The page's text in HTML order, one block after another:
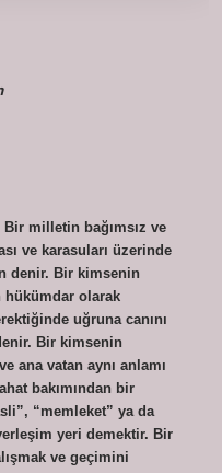
milletin bağımsız ve
ve karasuları üzerinde
denir. Bir kimsenin
olarak
uğruna canını
Bir kimsenin
ana vatan aynı anlamı
bakımından bir
“memleket” ya da
yeri demektir. Bir
ve geçimini